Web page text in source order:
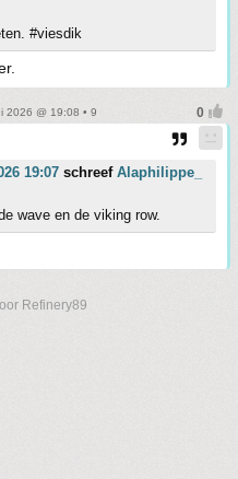
#viesdik
2026 @ 19:08 • 9
19:07 schreef Alaphilippe_
wave en de viking row.
Refinery89